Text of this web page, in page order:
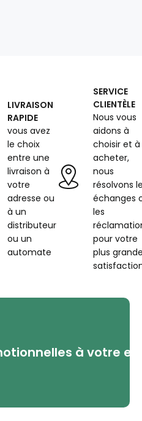
LIVRAISON
RAPIDE
vous avez
le choix
entre une
livraison à
votre
adresse ou
à un
distributeur
ou un
automate
SERVICE
CLIENTÈLE
Nous vous
aidons à
choisir et à
acheter,
nous
résolvons
échanges
les
pour votre
plus
à votre